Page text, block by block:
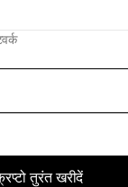
तुरंत खरीदें